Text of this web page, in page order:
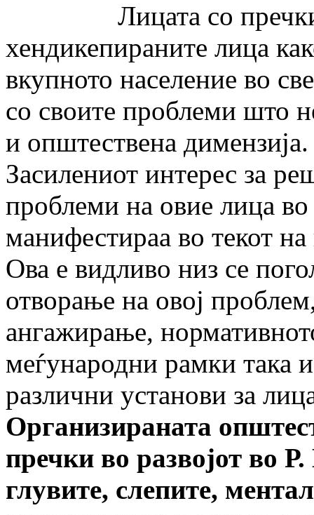
Лицата со пречки
хендикепираните лица
вкупното население во
со своите проблеми што
и општествена димензија.
Засилениот интерес за
проблеми на овие лица во
манифестираа во текот
Ова е видливо низ се
отворање на овој
ангажирање,
меѓународни рамки така
различни установи за
Организираната
пречки во развојот во
глувите, слепите,